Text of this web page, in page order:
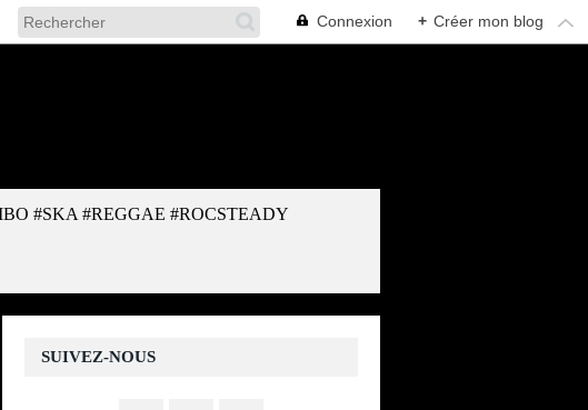
Connexion + Créer mon blog
#SKA #REGGAE #ROCSTEADY
SUIVEZ-NOUS